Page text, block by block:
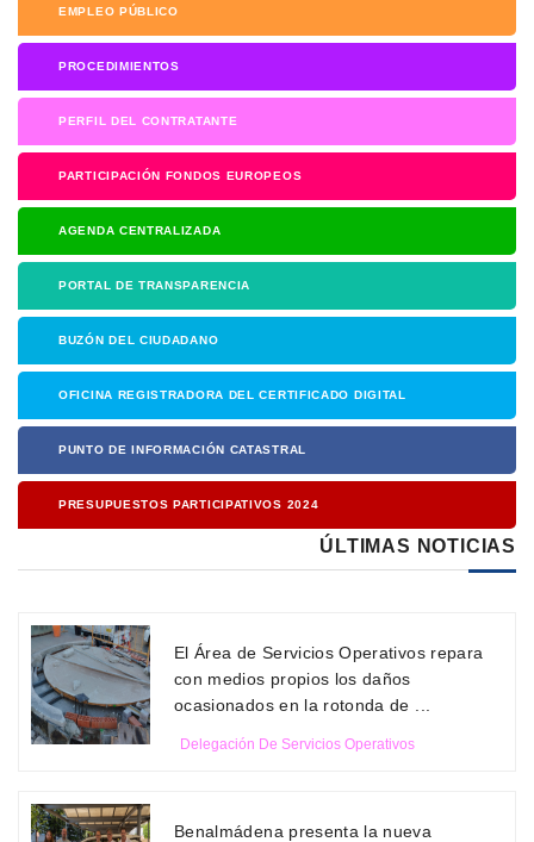
EMPLEO PÚBLICO
PROCEDIMIENTOS
PERFIL DEL CONTRATANTE
PARTICIPACIÓN FONDOS EUROPEOS
AGENDA CENTRALIZADA
PORTAL DE TRANSPARENCIA
BUZÓN DEL CIUDADANO
OFICINA REGISTRADORA DEL CERTIFICADO DIGITAL
PUNTO DE INFORMACIÓN CATASTRAL
PRESUPUESTOS PARTICIPATIVOS 2024
ÚLTIMAS NOTICIAS
El Área de Servicios Operativos repara
con medios propios los daños
ocasionados en la rotonda de ...
Delegación De Servicios Operativos
Benalmádena presenta la nueva